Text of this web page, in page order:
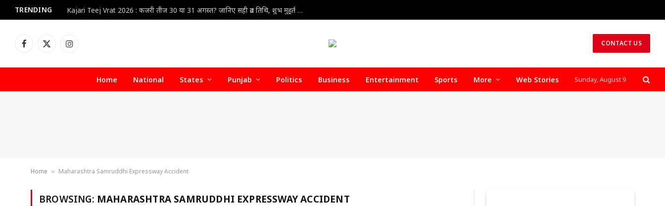
TRENDING Kajari Teej Vrat 2026 : कजरी तीज 30 या 31 अगस्त? जानिए सही व्रत तिथि, शुभ मुहूर्त और पूजा की संपूर्ण विधि
Facebook
X
Instagram CONTACT US
Home National States Punjab Politics Business Entertainment Sports More Web Stories Sunday, August 9
Home » Maharashtra Samruddhi Expressway Accident
BROWSING: MAHARASHTRA SAMRUDDHI EXPRESSWAY ACCIDENT